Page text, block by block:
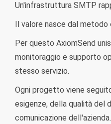
Un'infrastruttura SMTP
Il valore nasce dal
Per questo AxiomSend
monitoraggio e supporto
stesso servizio.
Ogni progetto viene
esigenze, della qualità del
comunicazione dell'azienda.